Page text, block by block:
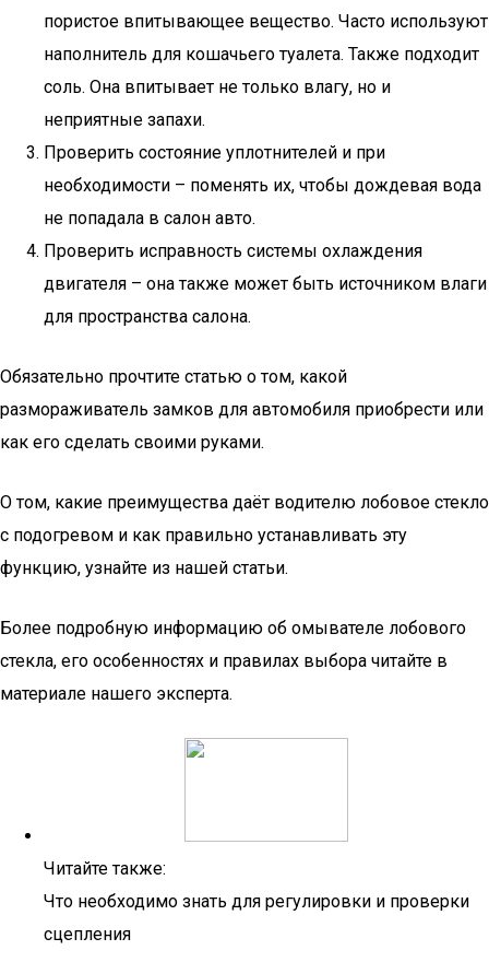
пористое впитывающее вещество. Часто используют
наполнитель для кошачьего туалета. Также подходит
соль. Она впитывает не только влагу, но и
неприятные запахи.
Проверить состояние уплотнителей и при
необходимости – поменять их, чтобы дождевая вода
не попадала в салон авто.
Проверить исправность системы охлаждения
двигателя – она также может быть источником влаги
для пространства салона.
Обязательно прочтите статью о том, какой
размораживатель замков для автомобиля приобрести или
как его сделать своими руками.
О том, какие преимущества даёт водителю лобовое стекло
с подогревом и как правильно устанавливать эту
функцию, узнайте из нашей статьи.
Более подробную информацию об омывателе лобового
стекла, его особенностях и правилах выбора читайте в
материале нашего эксперта.
Читайте также:
Что необходимо знать для регулировки и проверки
сцепления